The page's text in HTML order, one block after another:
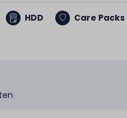
HDD Care Packs